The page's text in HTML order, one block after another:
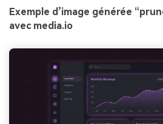
Exemple d’image générée
avec media.io